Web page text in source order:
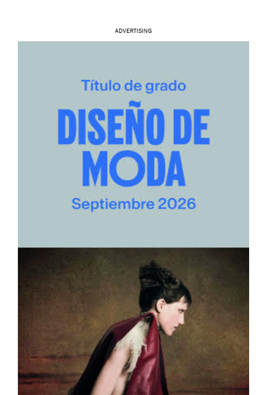
ADVERTISING